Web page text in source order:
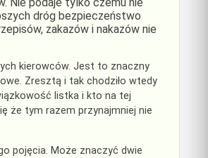
dróg bezpieczeństwo
zakazów i nakazów nie
kierowców. Jest to znaczny
Zresztą i tak chodziło wtedy
listka i kto na tej
że tym razem przynajmniej nie
pojęcia. Może znaczyć dwie